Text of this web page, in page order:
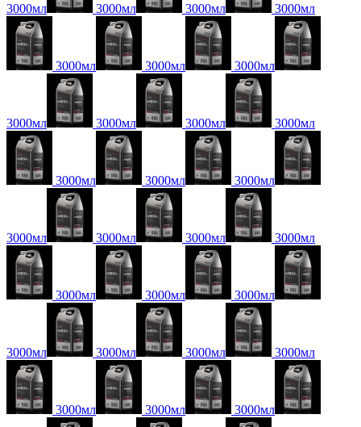
3000мл 3000мл 3000мл 3000мл
3000мл 3000мл 3000мл
3000мл 3000мл 3000мл 3000мл
3000мл 3000мл 3000мл
3000мл 3000мл 3000мл 3000мл
3000мл 3000мл 3000мл
3000мл 3000мл 3000мл 3000мл
3000мл 3000мл 3000мл